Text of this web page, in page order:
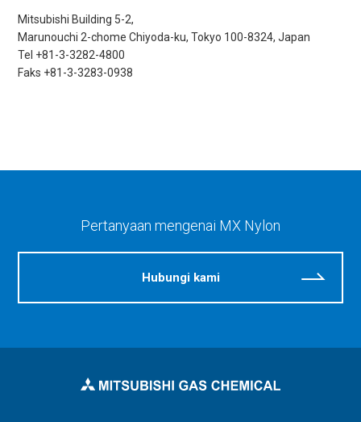
Mitsubishi Building 5-2,
Marunouchi 2-chome Chiyoda-ku, Tokyo 100-8324, Japan
Tel +81-3-3282-4800
Faks +81-3-3283-0938
Pertanyaan mengenai MX Nylon
Hubungi kami